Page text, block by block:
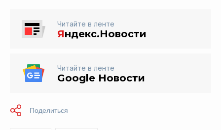
Читайте в ленте
Яндекс.Новости
Читайте в ленте
Google Новости